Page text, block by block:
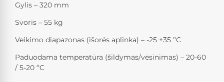
Gylis – 320 mm
Svoris – 55 kg
Veikimo diapazonas (išorės aplinka) – -25 +35 ºС
Paduodama temperatūra (šildymas/vėsinimas) – 20-60
/ 5-20 ºC